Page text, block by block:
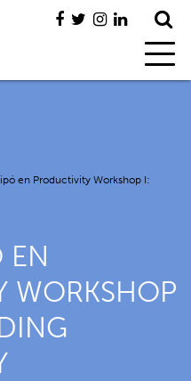
en Productivity Workshop I:
EN
WORKSHOP